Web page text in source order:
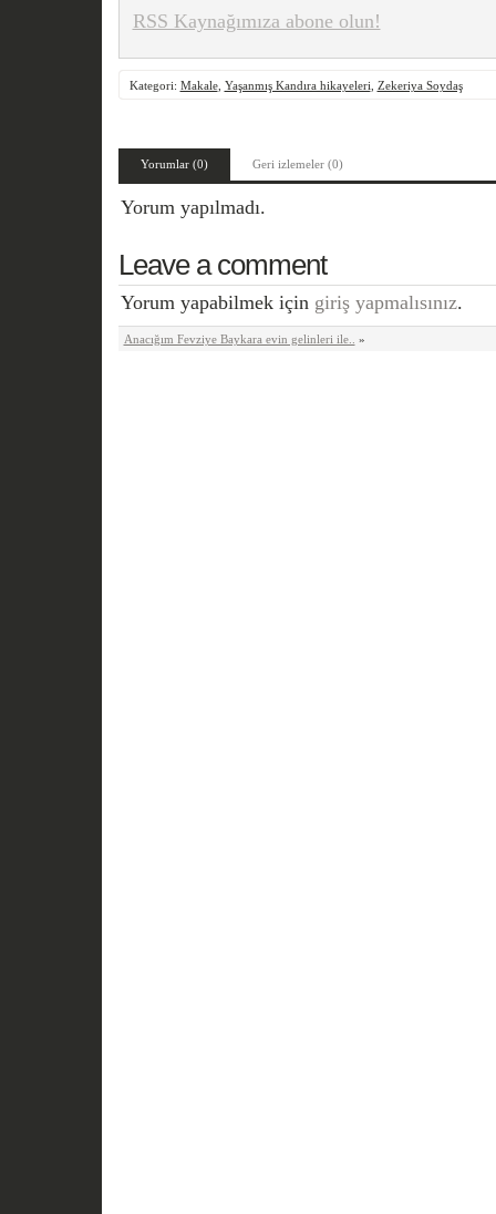
RSS Kaynağımıza abone olun!
Kategori: Makale, Yaşanmış Kandıra hikayeleri Zekeriya Soydaş
Yorumlar (0) Geri izlemeler (0)
Yorum yapılmadı.
Leave a comment
Yorum yapabilmek için giriş yapmalısınız.
Anacığım Fevziye Baykara evin gelinleri ile.. »